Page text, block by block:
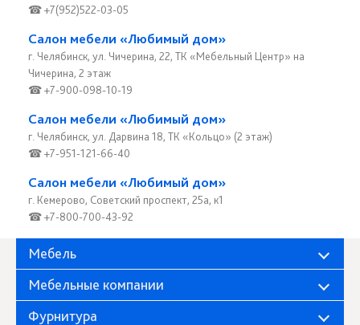
☎ +7(952)522-03-05
Салон мебели «Любимый дом»
г. Челябинск, ул. Чичерина, 22, ТК «Мебельный Центр» на
Чичерина, 2 этаж
☎ +7-900-098-10-19
Салон мебели «Любимый дом»
г. Челябинск, ул. Дарвина 18, ТК «Кольцо» (2 этаж)
☎ +7-951-121-66-40
Салон мебели «Любимый дом»
г. Кемерово, Советский проспект, 25а, к1
☎ +7-800-700-43-92
Мебель
Мебельные компании
Фурнитура